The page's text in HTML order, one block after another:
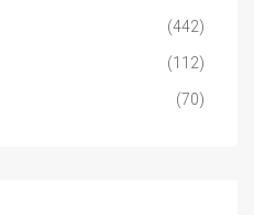
(442)
(112)
(70)